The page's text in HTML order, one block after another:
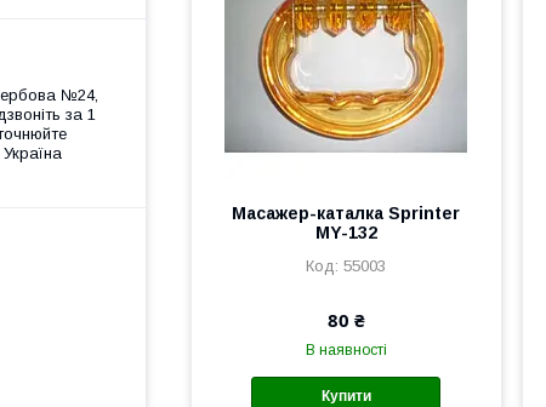
Масажер-каталка Sprinter
MY-132
55003
80 ₴
В наявності
Купити
№24,
за 1